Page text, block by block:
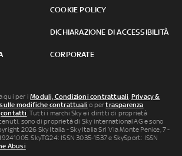
COOKIE POLICY
DICHIARAZIONE DI ACCESSIBILITÀ
CORPORATE
qui per iModuli, Condizioni contrattuali, Privacy &
modifiche contrattuali o pertrasparenza
contatti. Tutti i marchi Sky e i diritti di proprietà
sono di proprietà di Sky international AG e sono
2026 Sky Italia - Sky Italia Srl Via Monte Penice, 7 -
SkyTG24: ISSN 3035-1537 e SkySport: ISSN
Abusi